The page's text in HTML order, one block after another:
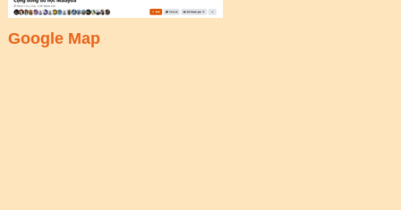
Google Map